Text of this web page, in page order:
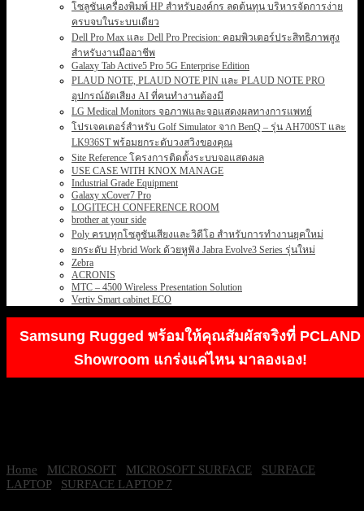
โซลูชันเครื่องพิมพ์ HP สำหรับองค์กร ลดต้นทุน บริหารจัดการง่าย
ครบจบในระบบเดียว
Dell Pro Max และ Dell Pro Precision: คอมพิวเตอร์ประสิทธิภาพสูง
สำหรับงานมืออาชีพ
Galaxy Tab Active5 Pro 5G Enterprise Edition
PLAUD NOTE, PLAUD NOTE PIN และ PLAUD NOTE PRO
อุปกรณ์อัดเสียง AI ที่คนทำงานต้องมี
LG Medical Monitors จอภาพและจอแสดงผลทางการแพทย์
โปรเจคเตอร์สำหรับ Golf Simulator จาก BenQ – รุ่น AH700ST และ
LK936ST พร้อมยกระดับวงสวิงของคุณ
Site Reference โครงการติดตั้งระบบจอแสดงผล
USE CASE WITH KNOX MANAGE
Industrial Grade Equipment
Galaxy xCover7 Pro
LOGITECH CONFERENCE ROOM
brother at your side
Poly ครบทุกโซลูชันเสียงและวิดีโอ สำหรับการทำงานยุคใหม่
ยกระดับ Hybrid Work ด้วยหูฟัง Jabra Evolve3 Series รุ่นใหม่
Zebra
ACRONIS
MTC – 4500 Wireless Presentation Solution
Vertiv Smart cabinet ECO
Samsung Rugged พร้อมให้คุณสัมผัสจริงที่ PCLAND
Showroom แกร่งแค่ไหน มาลองเอง!
Home MICROSOFT MICROSOFT SURFACE
SURFACE
LAPTOP
SURFACE LAPTOP 7